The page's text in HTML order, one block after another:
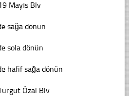
Mayıs Blv
sağa dönün
sola dönün
hafif sağa dönün
Özal Blv